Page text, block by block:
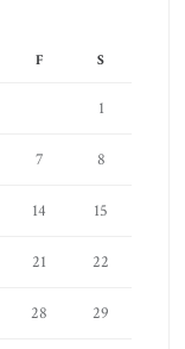
F S
1
7 8
14 15
21 22
28 29